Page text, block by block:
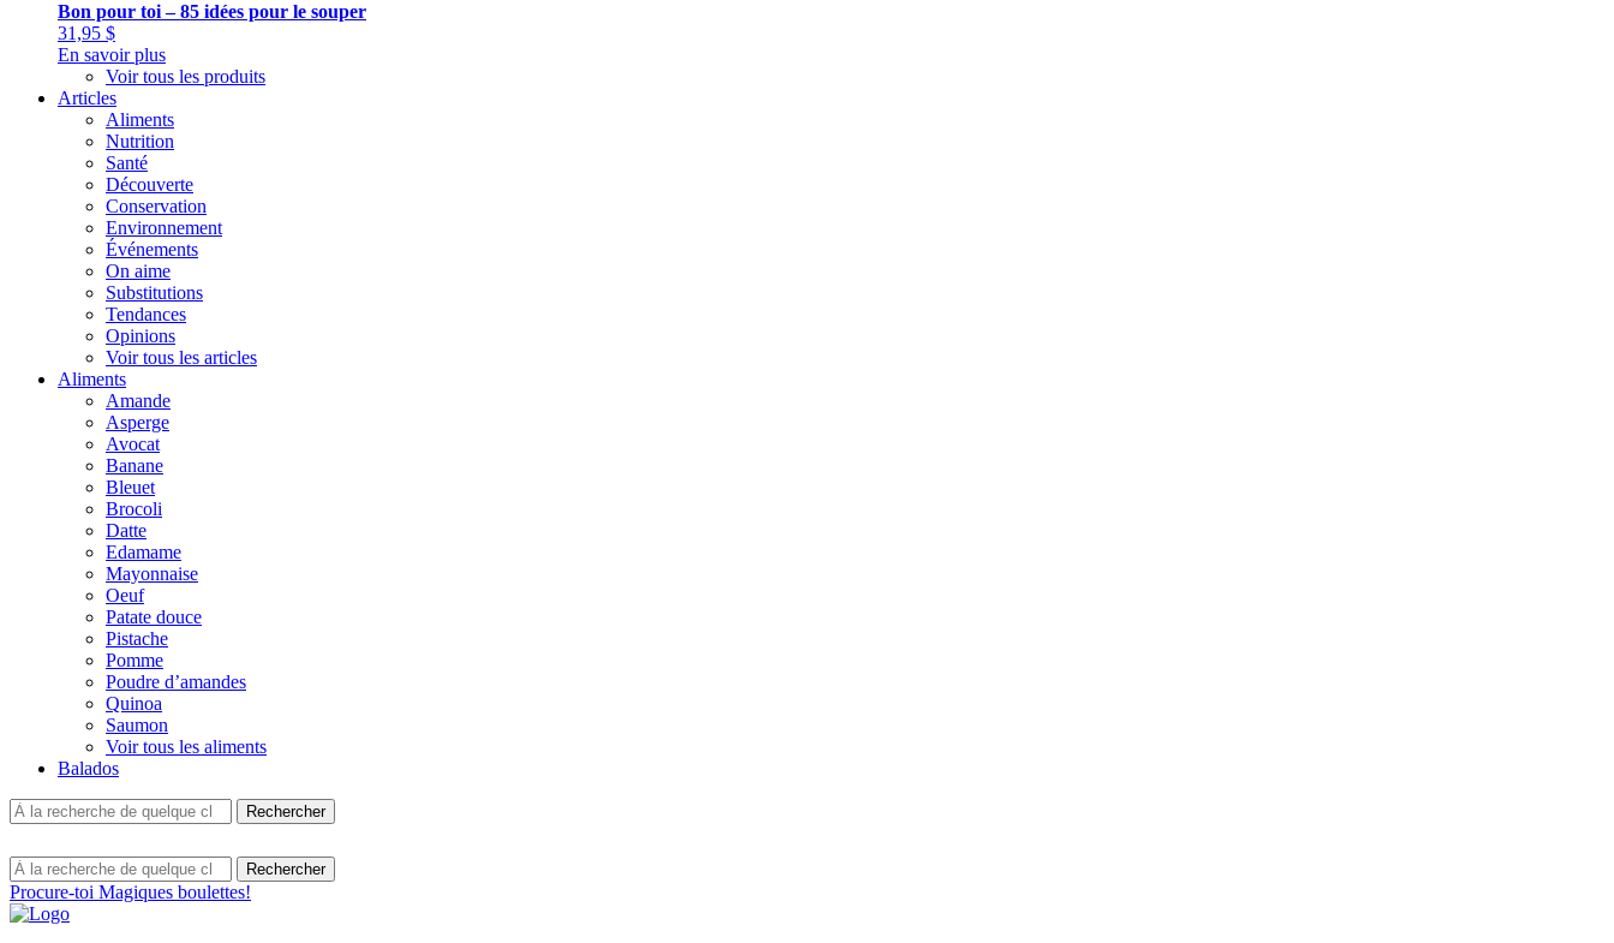
Bon pour toi – 85 idées pour le souper
31,95 $
En savoir plus
Voir tous les produits
Articles
Aliments
Nutrition
Santé
Découverte
Conservation
Environnement
Événements
On aime
Substitutions
Tendances
Opinions
Voir tous les articles
Aliments
Amande
Asperge
Avocat
Banane
Bleuet
Brocoli
Datte
Edamame
Mayonnaise
Oeuf
Patate douce
Pistache
Pomme
Poudre d’amandes
Quinoa
Saumon
Voir tous les aliments
Balados
Procure-toi Magiques boulettes!